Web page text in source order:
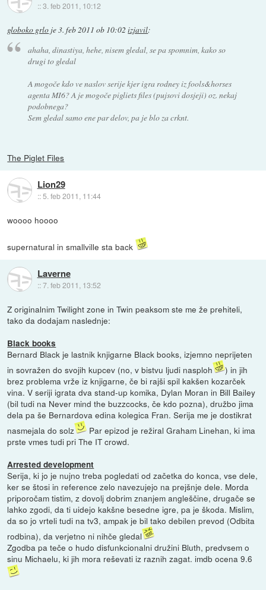
::3. feb 2011, 10:12
globoko grlo je3. feb 2011 ob 10:02 izjavil:
ahaha, dinastiya, hehe, nisem gledal, se pa spomnim, kako so
drugi to gledal
A mogoče kdo ve naslov serije kjer igra rodney iz fools&horses
agenta MI6? A je mogoče pigliets files (pujsovi dosjeji) oz. nekaj
podobnega?
Sem gledal samo ene par delov, pa je blo za crknt.
The Piglet Files
Lion29
::5. feb 2011, 11:44
woooo hoooo
supernatural in smallville sta back
Laverne
::7. feb 2011, 13:52
Z originalnim Twilight zone in Twin peaksom ste me že prehiteli,
tako da dodajam naslednje:
Black books
Bernard Black je lastnik knjigarne Black books, izjemno neprijeten
in sovražen do svojih kupcev (no, v bistvu ljudi nasploh
) in jih
brez problema vrže iz knjigarne, če bi rajši spil kakšen kozarček
vina. V seriji igrata dva stand-up komika, Dylan Moran in Bill Bailey
(bil tudi na Never mind the buzzcocks, če kdo pozna), družbo jima
dela pa še Bernardova edina kolegica Fran. Serija me je dostikrat
nasmejala do solz
Par epizod je režiral Graham Linehan, ki ima
prste vmes tudi pri The IT crowd.
Arrested development
Serija, ki jo je nujno treba pogledati od začetka do konca, vse dele,
ker se štosi in reference zelo navezujejo na prejšnje dele. Morda
priporočam tistim, z dovolj dobrim znanjem angleščine, drugače se
lahko zgodi, da ti uidejo kakšne besedne igre, pa je škoda. Mislim,
da so jo vrteli tudi na tv3, ampak je bil tako debilen prevod (Odbita
rodbina), da verjetno ni nihče gledal
Zgodba pa teče o hudo disfunkcionalni družini Bluth, predvsem o
sinu Michaelu, ki jih mora reševati iz raznih zagat. imdb ocena 9.6